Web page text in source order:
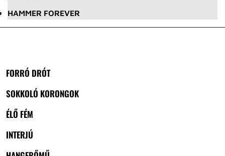
HAMMER FOREVER
FORRÓ DRÓT
SOKKOLÓ KORONGOK
ÉLŐ FÉM
INTERJÚ